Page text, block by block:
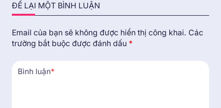
ĐỂ LẠI MỘT BÌNH LUẬN
Email của bạn sẽ không được hiển thị công khai. Các
trường bắt buộc được đánh dấu *
Bình luận*